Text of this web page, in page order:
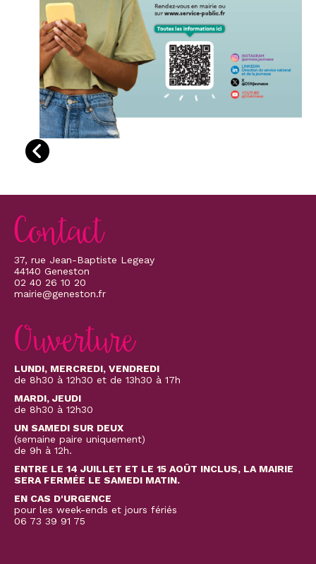
Contact
37, rue Jean-Baptiste Legeay
44140 Geneston
02 40 26 10 20
mairie@geneston.fr
Ouverture
LUNDI, MERCREDI, VENDREDI
de 8h30 à 12h30 et de 13h30 à 17h
MARDI, JEUDI
de 8h30 à 12h30
UN SAMEDI SUR DEUX
(semaine paire uniquement)
de 9h à 12h.
ENTRE LE 14 JUILLET ET LE 15 AOÛT INCLUS, LA MAIRIE
SERA FERMÉE LE SAMEDI MATIN.
EN CAS D'URGENCE
pour les week-ends et jours fériés
06 73 39 91 75